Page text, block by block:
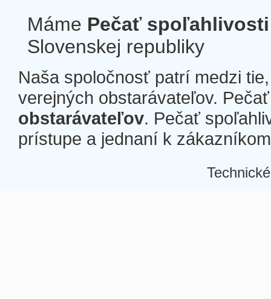
Máme Pečať spoľahlivosti
Slovenskej republiky
Naša spoločnosť patrí medzi
verejných obstarávateľov.
obstarávateľov. Pečať
prístupe a jednaní k